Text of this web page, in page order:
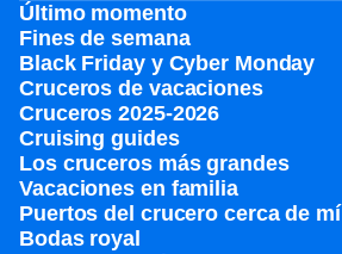
Último momento
Fines de semana
Black Friday y Cyber Monday
Cruceros de vacaciones
Cruceros 2025-2026
Cruising guides
Los cruceros más grandes
Vacaciones en familia
Puertos del crucero cerca de mí
Bodas royal